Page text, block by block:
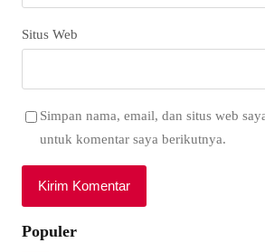
Situs Web
Simpan nama, email, dan situs web
untuk komentar saya berikutnya.
Populer